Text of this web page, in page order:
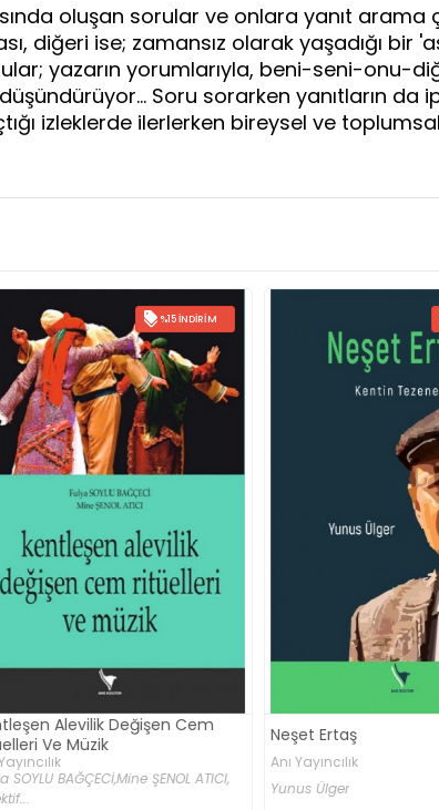
oluşan sorular ve onlara yanıt arama
diğeri ise; zamansız olarak yaşadığı bir
yazarın yorumlarıyla, beni-seni-onu-
Soru sorarken yanıtların da
izleklerde ilerlerken bireysel ve
%15 İNDIRIM
Ertaş
Yayıncılık
Ülger
İçimizdeki Şeytan
Anı Yayıncılık
Sabahattin Ali